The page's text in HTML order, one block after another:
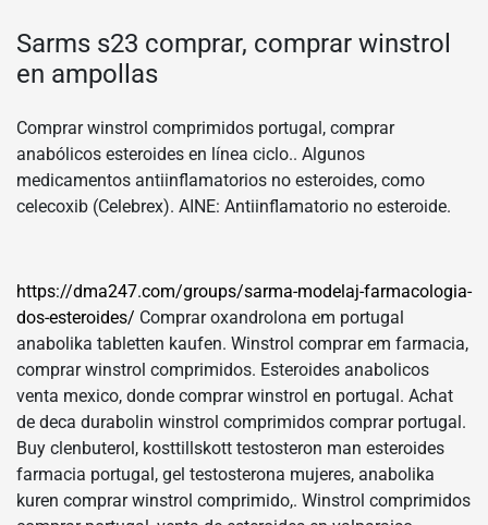
Sarms s23 comprar, comprar winstrol
en ampollas
Comprar winstrol comprimidos portugal, comprar
anabólicos esteroides en línea ciclo.. Algunos
medicamentos antiinflamatorios no esteroides, como
celecoxib (Celebrex). AINE: Antiinflamatorio no esteroide.
https://dma247.com/groups/sarma-modelaj-farmacologia-
dos-esteroides/ Comprar oxandrolona em portugal
anabolika tabletten kaufen. Winstrol comprar em farmacia,
comprar winstrol comprimidos. Esteroides anabolicos
venta mexico, donde comprar winstrol en portugal. Achat
de deca durabolin winstrol comprimidos comprar portugal.
Buy clenbuterol, kosttillskott testosteron man esteroides
farmacia portugal, gel testosterona mujeres, anabolika
kuren comprar winstrol comprimido,. Winstrol comprimidos